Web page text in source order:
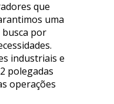
que
uma
por
industriais e
polegadas
operações